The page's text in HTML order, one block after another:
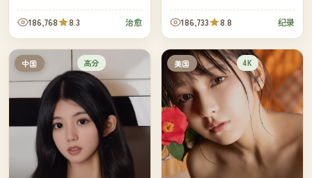
她整理外婆留下的手记，慢慢明
白：人生最贵的不是奔跑，而是
186,768 8.3 治愈
自己的人生中场休息。镜头沉
默，风景说话。
186,733 8.8 纪录
中国 高分 美国 4K